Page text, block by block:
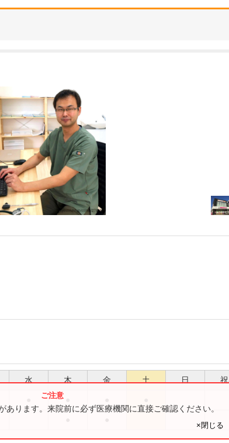
水 木 金 土 日 祝
あります。来院前に必ず医療機関に直接ご確認ください。
×閉じる
う透析療法の…